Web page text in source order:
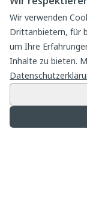
Wir verwenden
Drittanbietern, für
um Ihre
Inhalte zu bieten.